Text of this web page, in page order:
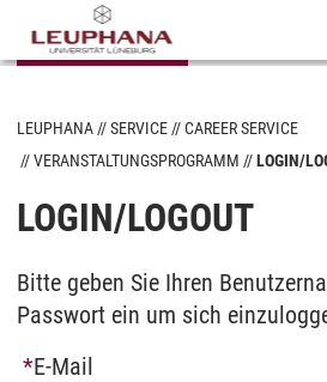
LEUPHANA SERVICE
CAREER SERVICE
VERANSTALTUNGSPROGRAMM
LOGIN/
LOGIN/LOGOUT
Bitte geben Sie Ihren
Passwort ein um sich
E-Mail